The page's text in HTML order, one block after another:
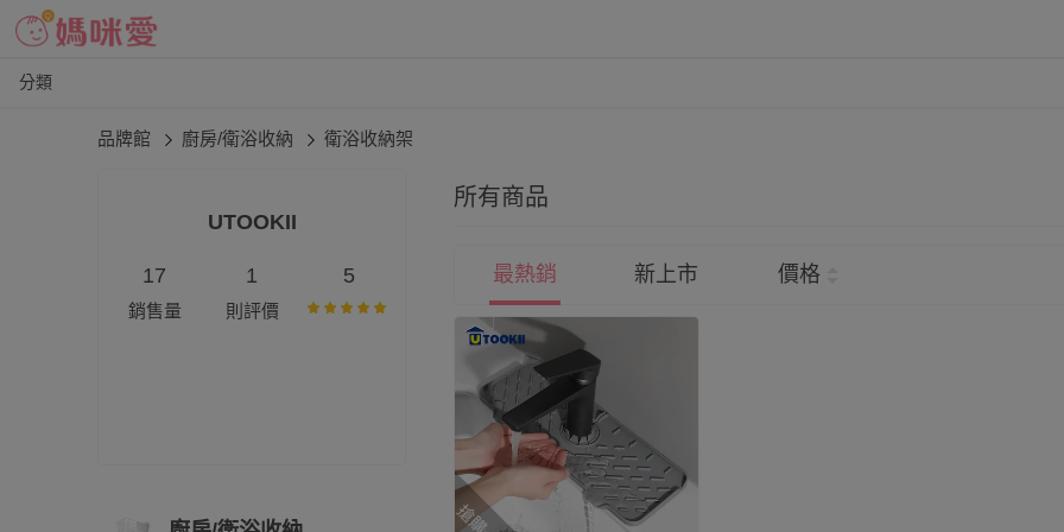
分類
品牌館 廚房/衛浴收納 衛浴收納架
UTOOKII
17
銷售量
1
則評價
5
所有商品
最熱銷 新上市 價格